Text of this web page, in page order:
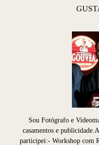
Sou Fotógrafo e
casamentos e
participei:- Workshop com